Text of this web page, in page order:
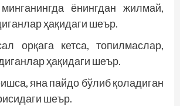
ёнингдан жилмай,
ҳақидаги шеър.
орқага кетса, топилмаслар,
ҳақидаги шеър.
яна пайдо бўлиб қоладиган
шеър.